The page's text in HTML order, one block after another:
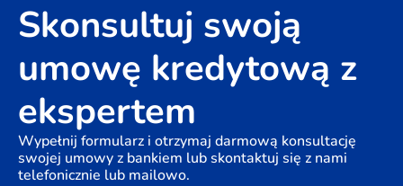
Skonsultuj swoją
umowę kredytową z
ekspertem
Wypełnij formularz i otrzymaj darmową konsultację
swojej umowy z bankiem lub skontaktuj się z nami
telefonicznie lub mailowo.